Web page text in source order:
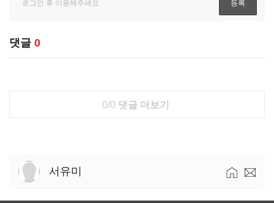
댓글 0
0/0 댓글 더보기
서유미